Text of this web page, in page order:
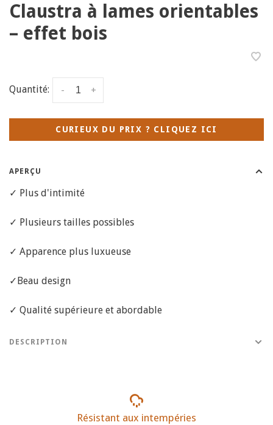
Claustra à lames orientables
– effet bois
Quantité: +
-
CURIEUX DU PRIX ? CLIQUEZ ICI
APERÇU
✓ Plus d'intimité
✓ Plusieurs tailles possibles
✓ Apparence plus luxueuse
✓Beau design
✓ Qualité supérieure et abordable
DESCRIPTION
Résistant aux intempéries